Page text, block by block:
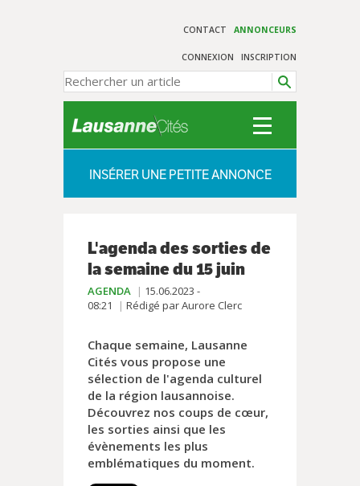
CONTACT ANNONCEURS
CONNEXION INSCRIPTION
INSÉRER UNE PETITE ANNONCE
L'agenda des sorties de
la semaine du 15 juin
AGENDA
15.06.2023 -
08:21
Rédigé par Aurore Clerc
Chaque semaine, Lausanne
Cités vous propose une
sélection de l'agenda culturel
de la région lausannoise.
Découvrez nos coups de cœur,
les sorties ainsi que les
évènements les plus
emblématiques du moment.